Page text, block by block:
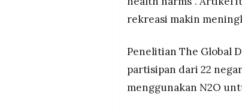
rekreasi makin
Penelitian The Global
partisipan dari 22
menggunakan N2O